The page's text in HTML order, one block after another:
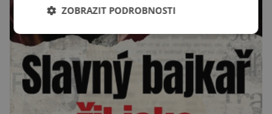
ZOBRAZIT PODROBNOSTI